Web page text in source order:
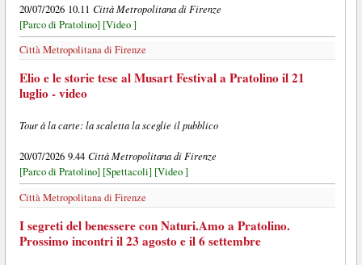
20/07/2026 10.11 Città Metropolitana di Firenze
[Parco di Pratolino] [Video ]
Città Metropolitana di Firenze
Elio e le storie tese al Musart Festival a Pratolino il 21
luglio - video
Tour à la carte: la scaletta la sceglie il pubblico
20/07/2026 9.44 Città Metropolitana di Firenze
[Parco di Pratolino] [Spettacoli] [Video ]
Città Metropolitana di Firenze
I segreti del benessere con Naturi.Amo a Pratolino.
Prossimo incontri il 23 agosto e il 6 settembre